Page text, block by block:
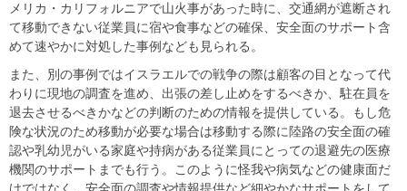
メリカ・カリフォルニアで山火事があった時に、交通網が遮断され
て移動できない従業員に宿や食事などの確保、安全面のサポート含
めて速やかに対処した事例なども見られる。
また、別の事例ではイスラエルでの戦争の際は顧客の目となって代
わりに現地の調査を進め、出張の差し止めをするべきか、駐在員を
退去させるべきかなどの判断のための情報を提供している。もし危
険な状況のため移動が必要な場合は移動する際に陸路の安全面の確
認や乳幼児がいる家庭や持病がある従業員にとっての退避先の医療
機関のサポートまでも行う。このように怪我や病気などの健康面だ